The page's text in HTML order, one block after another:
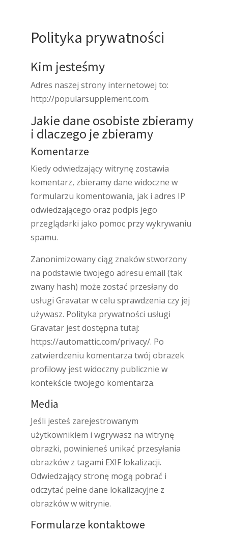
Polityka prywatności
Kim jesteśmy
Adres naszej strony internetowej to:
http://popularsupplement.com.
Jakie dane osobiste zbieramy
i dlaczego je zbieramy
Komentarze
Kiedy odwiedzający witrynę zostawia
komentarz, zbieramy dane widoczne w
formularzu komentowania, jak i adres IP
odwiedzającego oraz podpis jego
przeglądarki jako pomoc przy wykrywaniu
spamu.
Zanonimizowany ciąg znaków stworzony
na podstawie twojego adresu email (tak
zwany hash) może zostać przesłany do
usługi Gravatar w celu sprawdzenia czy jej
używasz. Polityka prywatności usługi
Gravatar jest dostępna tutaj:
https://automattic.com/privacy/. Po
zatwierdzeniu komentarza twój obrazek
profilowy jest widoczny publicznie w
kontekście twojego komentarza.
Media
Jeśli jesteś zarejestrowanym
użytkownikiem i wgrywasz na witrynę
obrazki, powinieneś unikać przesyłania
obrazków z tagami EXIF lokalizacji.
Odwiedzający stronę mogą pobrać i
odczytać pełne dane lokalizacyjne z
obrazków w witrynie.
Formularze kontaktowe